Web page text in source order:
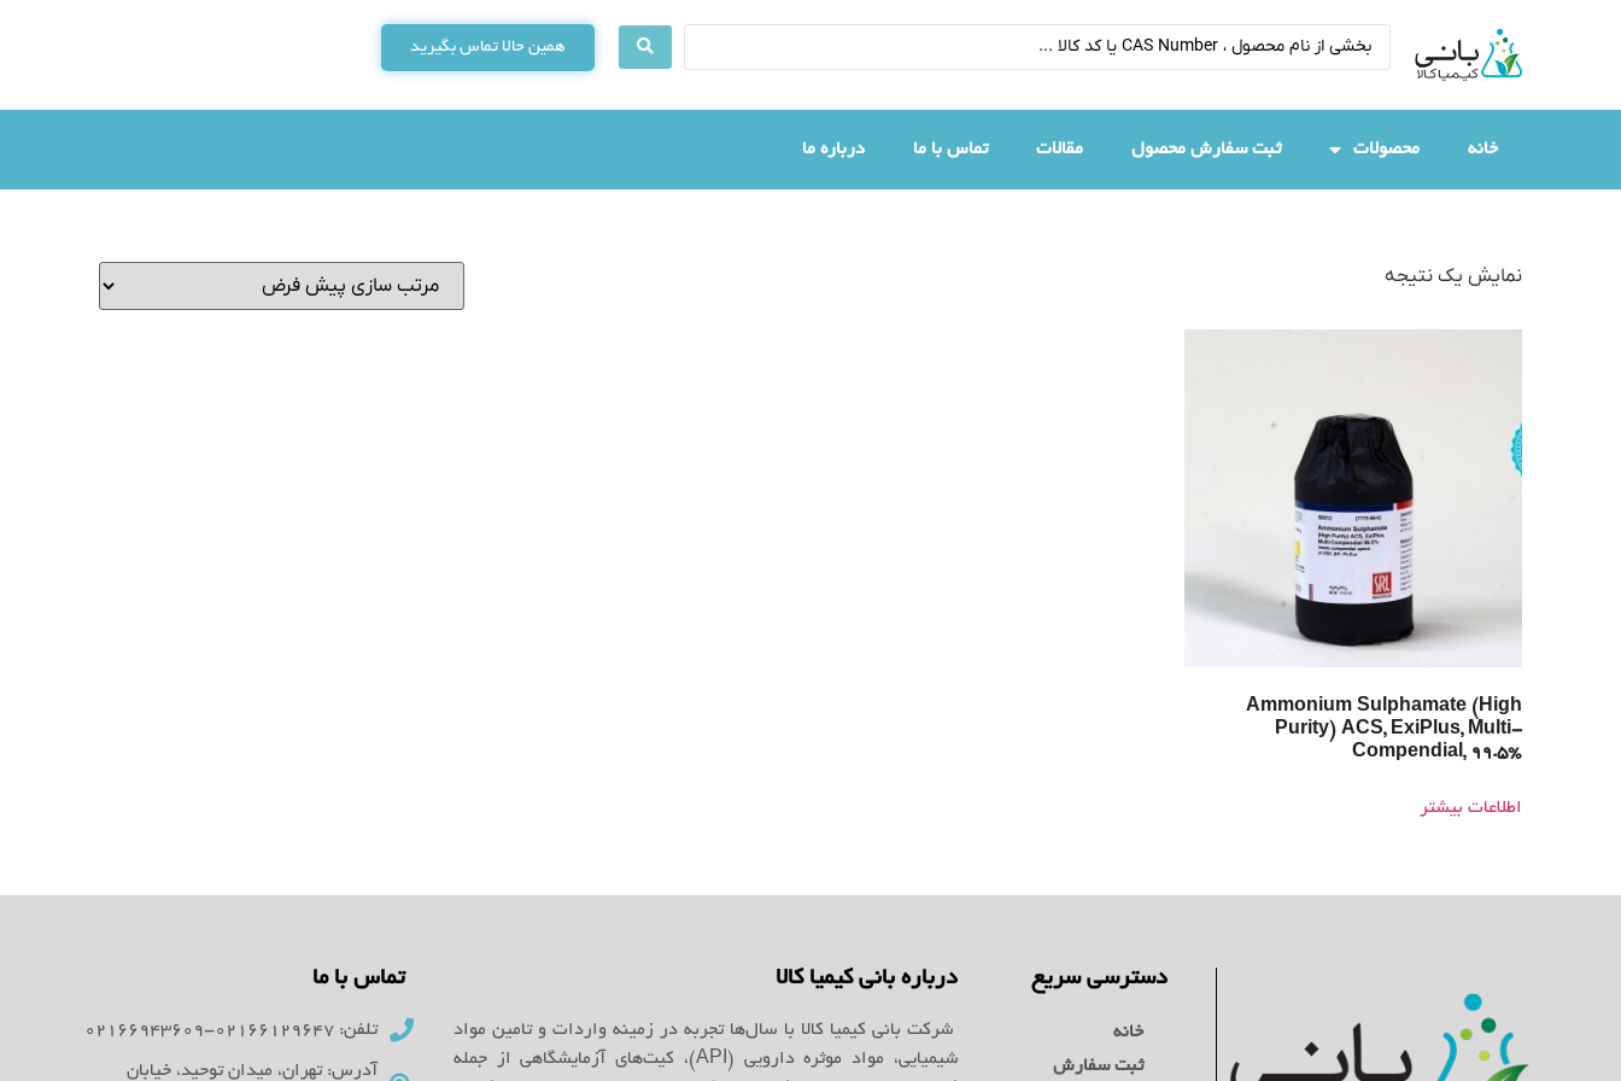
همین حالا تماس بگیرید
خانه محصولات ثبت سفارش محصول مقالات تماس با ما درباره ما
نمایش یک نتیجه
Ammonium Sulphamate (High
Purity) ACS, ExiPlus, Multi-
Compendial, 99.5%
اطلاعات بیشتر
دسترسی سریع
خانه
ثبت سفارش
درباره بانی کیمیا کالا
شرکت بانی کیمیا کالا با سال‌ها تجربه در زمینه واردات و تامین مواد
شیمیایی، مواد موثره دارویی (API)، کیت‌های آزمایشگاهی از جمله
تماس با ما
تلفن: 02166129647-02166943609
آدرس: تهران، میدان توحید، خیابان